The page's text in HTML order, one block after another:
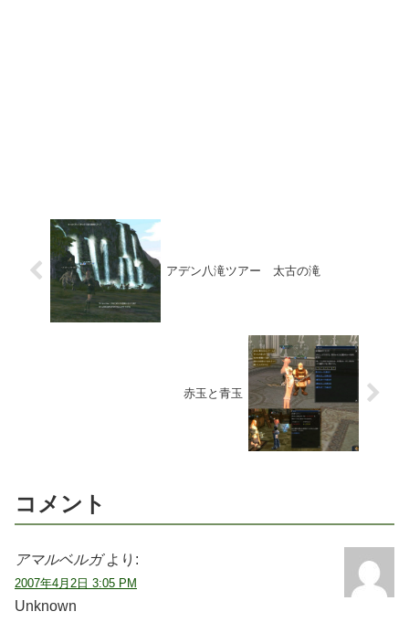
アデン八滝ツアー 太古の滝
赤玉と青玉
コメント
アマルベルガ より:
2007年4月2日 3:05 PM
Unknown